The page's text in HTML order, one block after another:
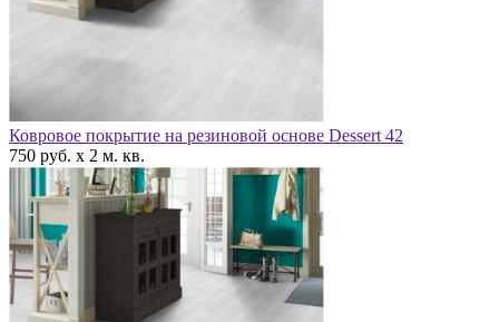
Ковровое покрытие на резиновой основе Dessert 42
750 руб. x 2 м. кв.